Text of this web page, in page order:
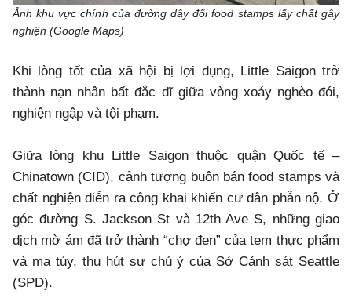
Ảnh khu vực chính của đường dây đổi food stamps lấy chất gây
nghiện (Google Maps)
Khi lòng tốt của xã hội bị lợi dụng, Little Saigon trở
thành nạn nhân bất đắc dĩ giữa vòng xoáy nghèo đói,
nghiện ngập và tội phạm.
Giữa lòng khu Little Saigon thuộc quận Quốc tế –
Chinatown (CID), cảnh tượng buôn bán food stamps và
chất nghiện diễn ra công khai khiến cư dân phẫn nộ. Ở
góc đường S. Jackson St và 12th Ave S, những giao
dịch mờ ám đã trở thành “chợ đen” của tem thực phẩm
và ma túy, thu hút sự chú ý của Sở Cảnh sát Seattle
(SPD).